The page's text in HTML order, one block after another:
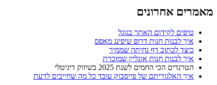
מאמרים אחרונים
טיפים לקידום האתר בגוגל
איך לבנות חנות דרופ שיפינג מאפס
כיצד לכתוב דף נחיתה שממיר
איך לבנות חנות אונליין שמוכרת
הטרנדים הכי החמים לשנת 2025 בשיווק דיגיטלי
איך האלגוריתם של פייסבוק עובד כל מה שחייבים לדעת